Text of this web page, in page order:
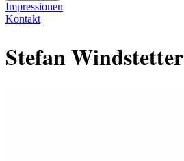
Impressionen
Kontakt
Stefan Windstetter